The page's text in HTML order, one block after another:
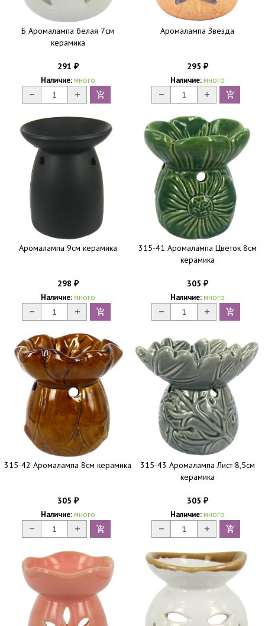
Б Аромалампа белая 7см
керамика
291 ₽
Наличие: много
Аромалампа Звезда
295 ₽
Наличие: много
Аромалампа 9см керамика
298 ₽
Наличие: много
315-41 Аромалампа Цветок 8см
керамика
305 ₽
Наличие: много
315-42 Аромалампа 8см керамика
305 ₽
Наличие: много
315-43 Аромалампа Лист 8,5см
керамика
305 ₽
Наличие: много